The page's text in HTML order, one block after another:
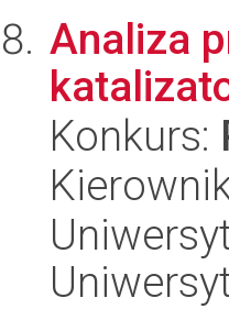
Analiza
Konkurs: